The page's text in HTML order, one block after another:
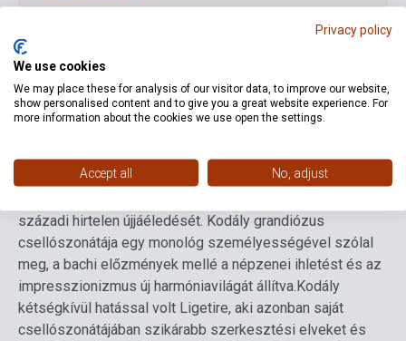
A magyar klasszikus, kortárs és improvizatív zenei
színtér fiatal nemzedékének egyik legjelesebb
csellóművésze, Zétényi Tamás a 20. század
legkiemelkedőbb vonós hangszerre készült
albumon Kodály és Ligeti szólószonátái szerepelnek. Két
magyar szerző három művén keresztül követhetjük
századi hirtelen újjáéledését. Kodály grandiózus
csellószonátája egy monológ személyességével szólal
meg, a bachi előzmények mellé a népzenei ihletést és az
impresszionizmus új harmóniavilágát állítva. Kodály
kétségkívül hatással volt Ligetire, aki azonban saját
csellószonátájában szikárabb szerkesztési elveket és
Privacy policy
We use cookies
We may place these for analysis of our visitor data, to improve our website,
show personalised content and to give you a great website experience. For
more information about the cookies we use open the settings.
Accept all No, adjust